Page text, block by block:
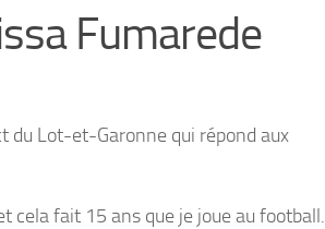
Fumarede
du Lot-et-Garonne qui répond aux
cela fait 15 ans que je joue au football.